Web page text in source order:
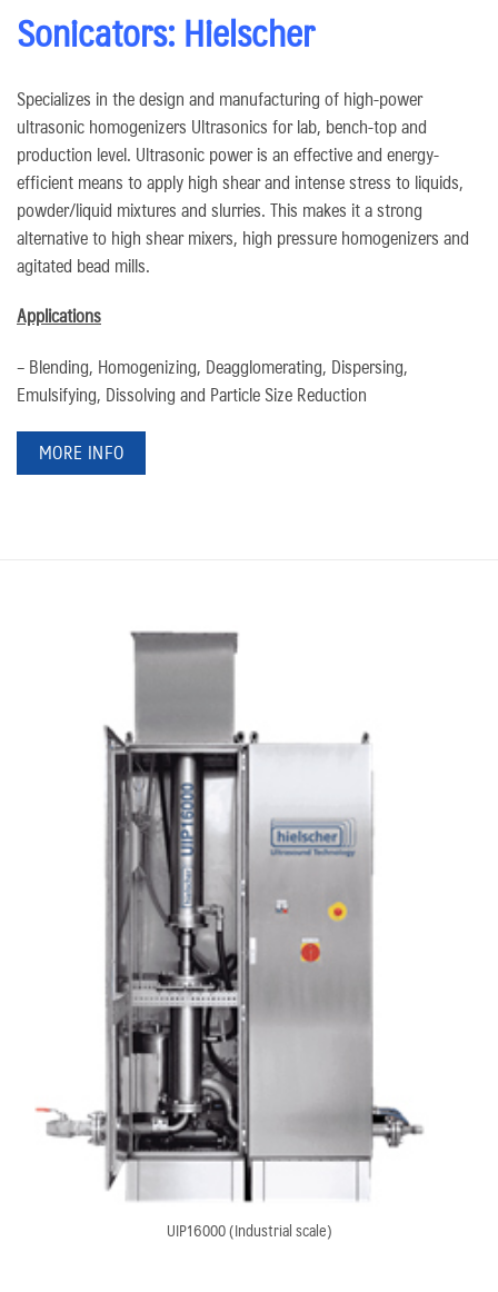
Sonicators: Hielscher
Specializes in the design and manufacturing of high-power
ultrasonic homogenizers Ultrasonics for lab, bench-top and
production level. Ultrasonic power is an effective and energy-
efficient means to apply high shear and intense stress to liquids,
powder/liquid mixtures and slurries. This makes it a strong
alternative to high shear mixers, high pressure homogenizers and
agitated bead mills.
Applications
– Blending, Homogenizing, Deagglomerating, Dispersing,
Emulsifying, Dissolving and Particle Size Reduction
MORE INFO
UIP16000 (Industrial scale)